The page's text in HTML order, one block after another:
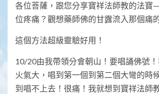
各位菩薩，跟您分享寶祥法師教的法寶
位疼痛？觀想藥師佛的甘露流入那個痛
這個方法超級靈驗好用！
10/20由我帶領分會朝山！要唱誦佛號
火氣大，唱到第一個到第二個大彎的時
到唱不上去！很痛！我就想到寶祥法師